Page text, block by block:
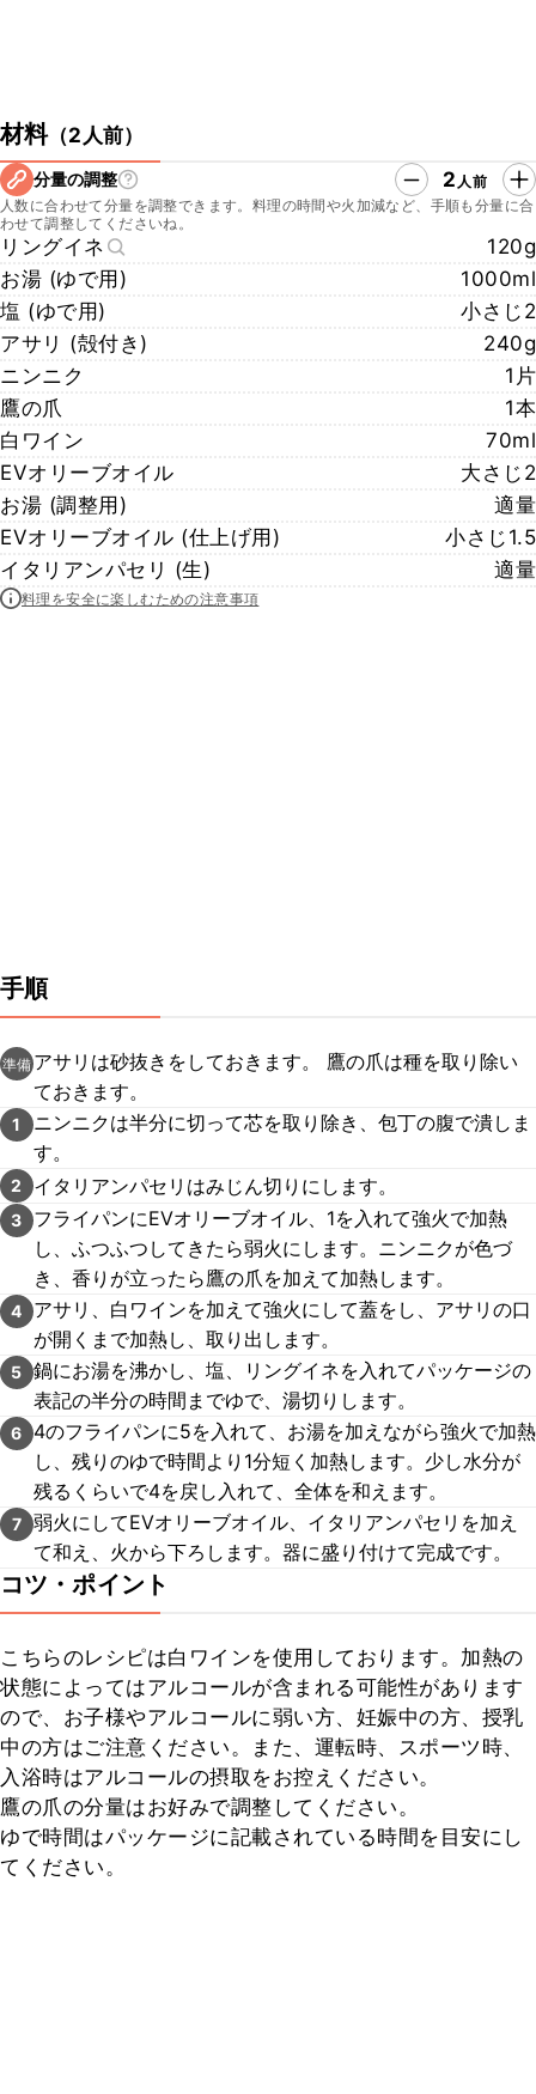
材料（2人前）
分量の調整 2 人前
人数に合わせて分量を調整できます。料理の時間や火加減など、手順も分量に合
わせて調整してくださいね。
リングイネ
120g
お湯 (ゆで用)
1000ml
塩 (ゆで用)
小さじ2
アサリ (殻付き)
240g
ニンニク
1片
鷹の爪
1本
白ワイン
70ml
EVオリーブオイル
大さじ2
お湯 (調整用)
適量
EVオリーブオイル (仕上げ用)
小さじ1.5
イタリアンパセリ (生)
適量
料理を安全に楽しむための注意事項
手順
準備 アサリは砂抜きをしておきます。 鷹の爪は種を取り除い
ておきます。
1
ニンニクは半分に切って芯を取り除き、包丁の腹で潰しま
す。
2 イタリアンパセリはみじん切りにします。
3
フライパンにEVオリーブオイル、1を入れて強火で加熱
し、ふつふつしてきたら弱火にします。ニンニクが色づ
き、香りが立ったら鷹の爪を加えて加熱します。
4
アサリ、白ワインを加えて強火にして蓋をし、アサリの口
が開くまで加熱し、取り出します。
5 鍋にお湯を沸かし、塩、リングイネを入れてパッケージの
表記の半分の時間までゆで、湯切りします。
6
4のフライパンに5を入れて、お湯を加えながら強火で加熱
し、残りのゆで時間より1分短く加熱します。少し水分が
残るくらいで4を戻し入れて、全体を和えます。
7 弱火にしてEVオリーブオイル、イタリアンパセリを加え
て和え、火から下ろします。器に盛り付けて完成です。
コツ・ポイント
こちらのレシピは白ワインを使用しております。加熱の
状態によってはアルコールが含まれる可能性があります
ので、お子様やアルコールに弱い方、妊娠中の方、授乳
中の方はご注意ください。また、運転時、スポーツ時、
入浴時はアルコールの摂取をお控えください。
鷹の爪の分量はお好みで調整してください。
ゆで時間はパッケージに記載されている時間を目安にし
てください。